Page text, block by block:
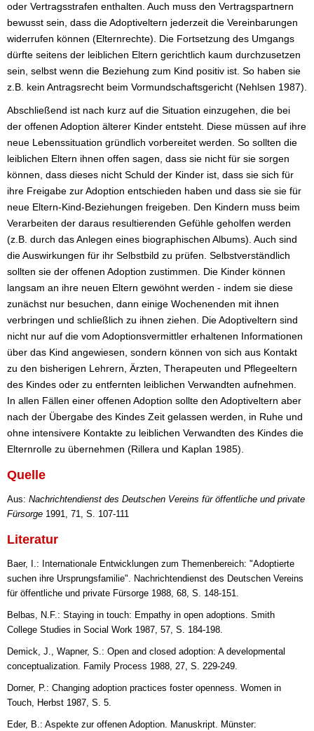
oder Vertragsstrafen enthalten. Auch muss den Vertragspartnern
bewusst sein, dass die Adoptiveltern jederzeit die Vereinbarungen
widerrufen können (Elternrechte). Die Fortsetzung des Umgangs
dürfte seitens der leiblichen Eltern gerichtlich kaum durchzusetzen
sein, selbst wenn die Beziehung zum Kind positiv ist. So haben sie
z.B. kein Antragsrecht beim Vormundschaftsgericht (Nehlsen 1987).
Abschließend ist nach kurz auf die Situation einzugehen, die bei
der offenen Adoption älterer Kinder entsteht. Diese müssen auf ihre
neue Lebenssituation gründlich vorbereitet werden. So sollten die
leiblichen Eltern ihnen offen sagen, dass sie nicht für sie sorgen
können, dass dieses nicht Schuld der Kinder ist, dass sie sich für
ihre Freigabe zur Adoption entschieden haben und dass sie sie für
neue Eltern-Kind-Beziehungen freigeben. Den Kindern muss beim
Verarbeiten der daraus resultierenden Gefühle geholfen werden
(z.B. durch das Anlegen eines biographischen Albums). Auch sind
die Auswirkungen für ihr Selbstbild zu prüfen. Selbstverständlich
sollten sie der offenen Adoption zustimmen. Die Kinder können
langsam an ihre neuen Eltern gewöhnt werden - indem sie diese
zunächst nur besuchen, dann einige Wochenenden mit ihnen
verbringen und schließlich zu ihnen ziehen. Die Adoptiveltern sind
nicht nur auf die vom Adoptionsvermittler erhaltenen Informationen
über das Kind angewiesen, sondern können von sich aus Kontakt
zu den bisherigen Lehrern, Ärzten, Therapeuten und Pflegeeltern
des Kindes oder zu entfernten leiblichen Verwandten aufnehmen.
In allen Fällen einer offenen Adoption sollte den Adoptiveltern aber
nach der Übergabe des Kindes Zeit gelassen werden, in Ruhe und
ohne intensivere Kontakte zu leiblichen Verwandten des Kindes die
Elternrolle zu übernehmen (Rillera und Kaplan 1985).
Quelle
Aus: Nachrichtendienst des Deutschen Vereins für öffentliche und private
Fürsorge 1991, 71, S. 107-111
Literatur
Baer, I.: Internationale Entwicklungen zum Themenbereich: "Adoptierte
suchen ihre Ursprungsfamilie". Nachrichtendienst des Deutschen Vereins
für öffentliche und private Fürsorge 1988, 68, S. 148-151.
Belbas, N.F.: Staying in touch: Empathy in open adoptions. Smith
College Studies in Social Work 1987, 57, S. 184-198.
Demick, J., Wapner, S.: Open and closed adoption: A developmental
conceptualization. Family Process 1988, 27, S. 229-249.
Dorner, P.: Changing adoption practices foster openness. Women in
Touch, Herbst 1987, S. 5.
Eder, B.: Aspekte zur offenen Adoption. Manuskript. Münster: